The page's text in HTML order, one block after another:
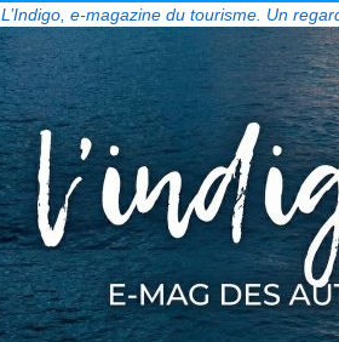
L’Indigo, e-magazine du tourisme. Un